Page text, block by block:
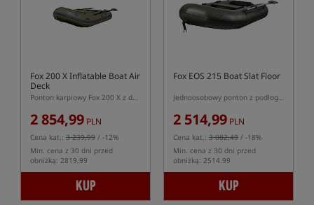
Fox 200 X Inflatable Boat Air
Deck
Ponton karpiowy Fox 200 X z dmuchaną podłogą Air Deck
2 854,99 PLN
Cena kat.: 3 239,99 / -12%
Min. cena z 30 dni przed
obniżką: 2819.99
KUP
Fox EOS 215 Boat Slat Floor
Jednoosobowy ponton z podłogą z listew
2 514,99 PLN
Cena kat.: 3 082,49 / -18%
Min. cena z 30 dni przed
obniżką: 2514.99
KUP